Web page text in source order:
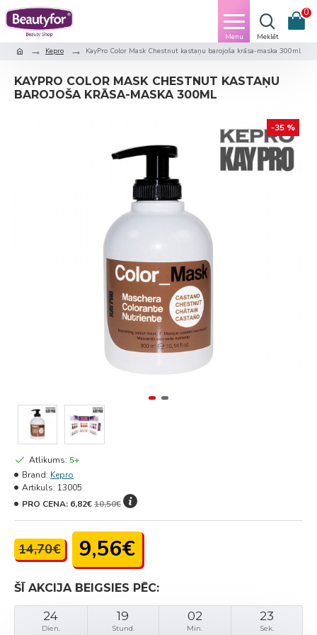
0
Kepro KayPro Color Mask Chestnut kastaņu barojoša krāsa-maska 300ml
KAYPRO COLOR MASK CHESTNUT KASTAŅU
BAROJOŠA KRĀSA-MASKA 300ML
-35 %
ŠĪ AKCIJA BEIGSIES PĒC:
24
Dien.
19
Stund.
02
Min.
23
Sek.
14,70€ 9,56€
Atlikums: 5+
Brand: Kepro
Artikuls: 13005
PRO CENA: 6,82€10,50€